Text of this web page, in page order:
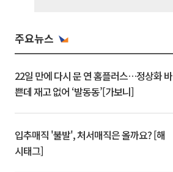
주요뉴스
22일 만에 다시 문 연 홈플러스…정상화 바
쁜데 재고 없어 ‘발동동’[가보니]
입추매직 '불발', 처서매직은 올까요? [해
시태그]